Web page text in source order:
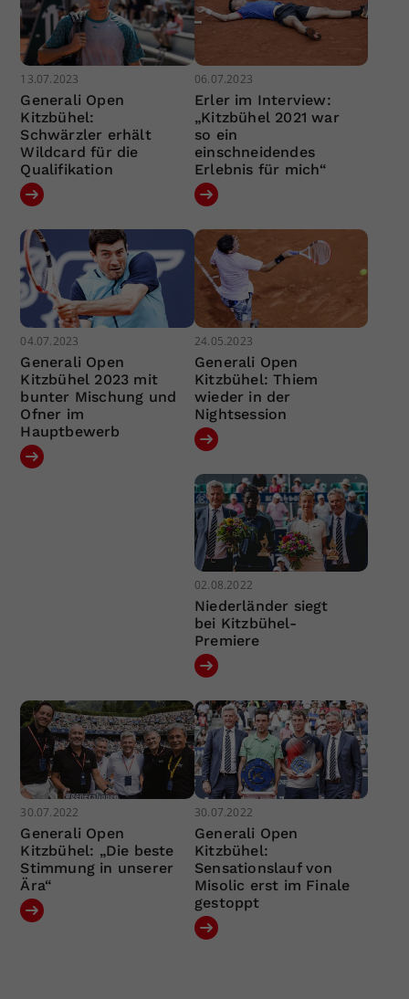
13.07.2023
Generali Open
Kitzbühel:
Schwärzler erhält
Wildcard für die
Qualifikation
06.07.2023
Erler im Interview:
„Kitzbühel 2021 war
so ein
einschneidendes
Erlebnis für mich“
04.07.2023
Generali Open
Kitzbühel 2023 mit
bunter Mischung und
Ofner im
Hauptbewerb
24.05.2023
Generali Open
Kitzbühel: Thiem
wieder in der
Nightsession
02.08.2022
Niederländer siegt
bei Kitzbühel-
Premiere
30.07.2022
Generali Open
Kitzbühel: „Die beste
Stimmung in unserer
Ära“
30.07.2022
Generali Open
Kitzbühel:
Sensationslauf von
Misolic erst im Finale
gestoppt